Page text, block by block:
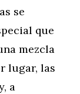
se
que
mezcla
lugar, las
a